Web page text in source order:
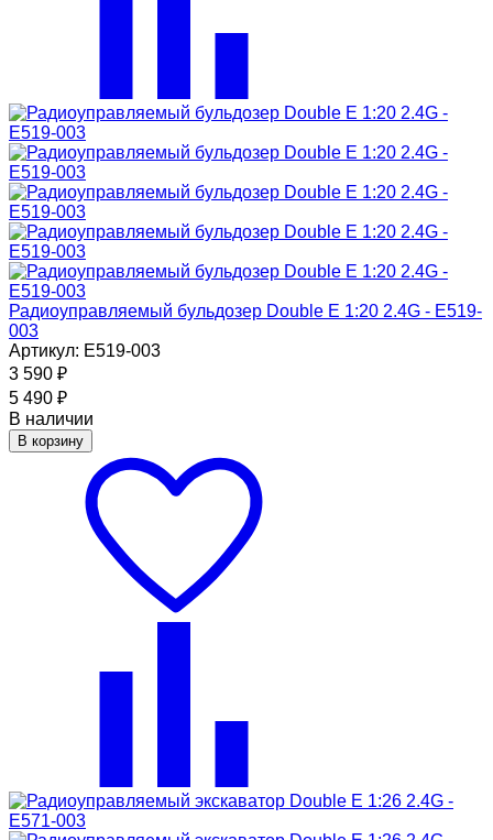
Радиоуправляемый бульдозер Double E 1:20 2.4G - E519-
003
Артикул: E519-003
3 590 ₽
5 490 ₽
В наличии
В корзину